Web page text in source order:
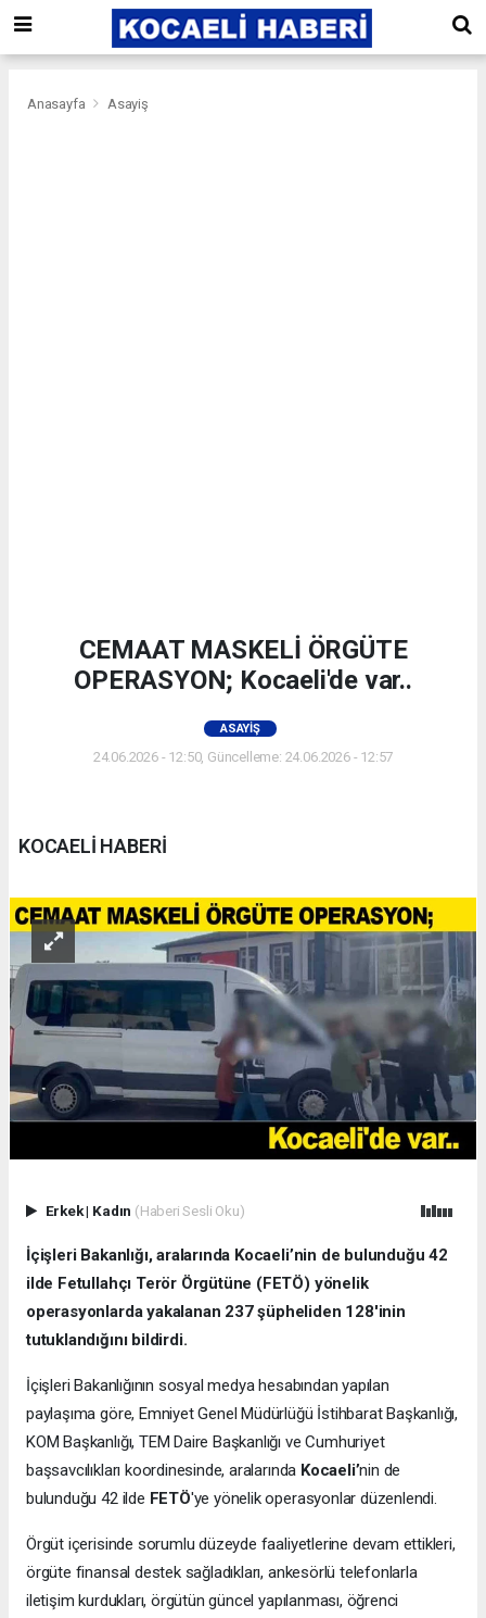
Anasayfa Asayiş
CEMAAT MASKELİ ÖRGÜTE
OPERASYON; Kocaeli'de var..
ASAYIŞ
24.06.2026 - 12:50, Güncelleme: 24.06.2026 - 12:57
KOCAELİ HABERİ
Erkek| Kadın (Haberi Sesli Oku)
İçişleri Bakanlığı, aralarında Kocaeli’nin de bulunduğu 42
ilde Fetullahçı Terör Örgütüne (FETÖ) yönelik
operasyonlarda yakalanan 237 şüpheliden 128'inin
tutuklandığını bildirdi.
İçişleri Bakanlığının sosyal medya hesabından yapılan
paylaşıma göre, Emniyet Genel Müdürlüğü İstihbarat Başkanlığı,
KOM Başkanlığı, TEM Daire Başkanlığı ve Cumhuriyet
başsavcılıkları koordinesinde, aralarında Kocaeli’nin de
bulunduğu 42 ilde FETÖ'ye yönelik operasyonlar düzenlendi.
Örgüt içerisinde sorumlu düzeyde faaliyetlerine devam ettikleri,
örgüte finansal destek sağladıkları, ankesörlü telefonlarla
iletişim kurdukları, örgütün güncel yapılanması, öğrenci